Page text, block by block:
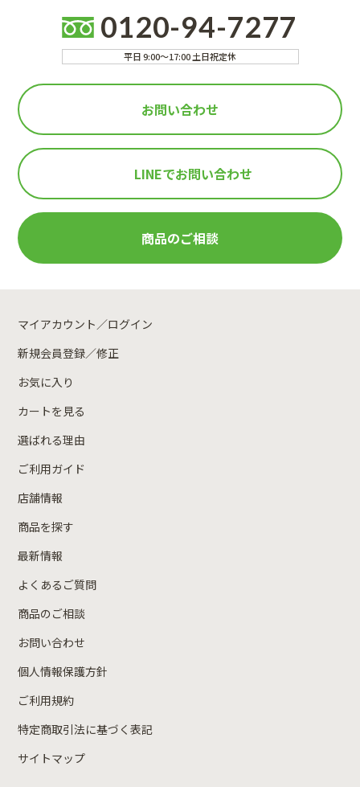
0120-94-7277
平日 9:00～17:00 土日祝定休
お問い合わせ
LINEでお問い合わせ
商品のご相談
マイアカウント／ログイン
新規会員登録／修正
お気に入り
カートを見る
選ばれる理由
ご利用ガイド
店舗情報
商品を探す
最新情報
よくあるご質問
商品のご相談
お問い合わせ
個人情報保護方針
ご利用規約
特定商取引法に基づく表記
サイトマップ